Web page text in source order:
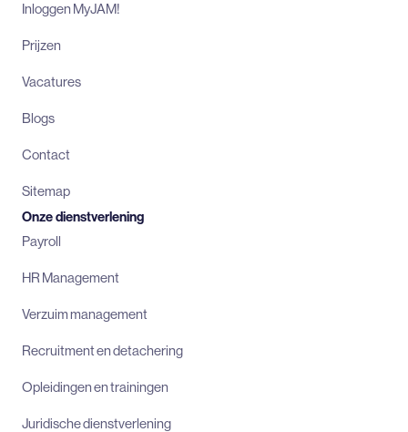
Inloggen MyJAM!
Prijzen
Vacatures
Blogs
Contact
Sitemap
Onze dienstverlening
Payroll
HR Management
Verzuim management
Recruitment en detachering
Opleidingen en trainingen
Juridische dienstverlening